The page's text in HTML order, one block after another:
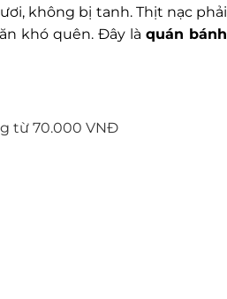
không bị tanh. Thịt nạc phải
khó quên. Đây là quán bánh
từ 70.000 VNĐ